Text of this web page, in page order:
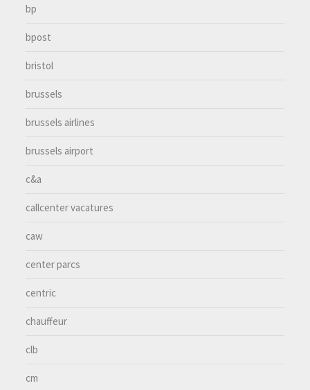
bp
bpost
bristol
brussels
brussels airlines
brussels airport
c&a
callcenter vacatures
caw
center parcs
centric
chauffeur
clb
cm